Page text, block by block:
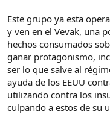
Este grupo ya esta
y ven en el Vevak, una
hechos consumados
ganar protagonismo,
ser lo que salve al
ayuda de los EEUU
utilizando contra los
culpando a estos de su